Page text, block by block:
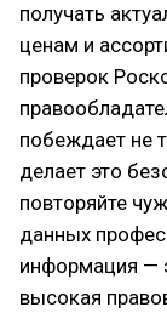
получать
ценам и
проверок
побеждает не
делает это
повторяйте
данных
информация —
высокая